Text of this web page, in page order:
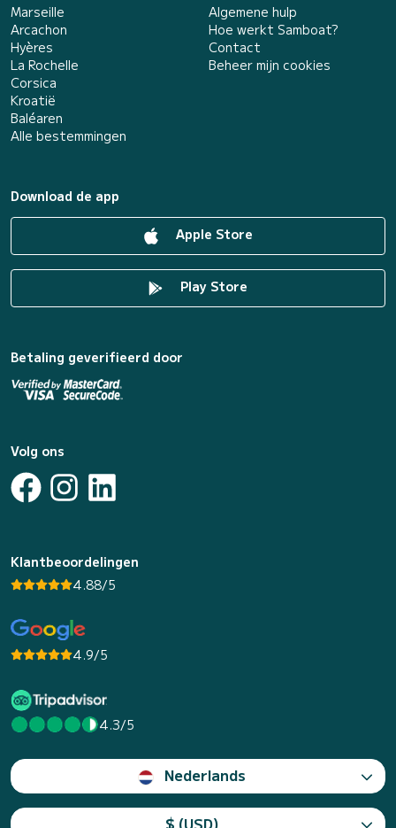
Marseille
Arcachon
Hyères
La Rochelle
Corsica
Kroatië
Baléaren
Alle bestemmingen
Algemene hulp
Hoe werkt Samboat?
Contact
Beheer mijn cookies
Download de app
Apple Store
Play Store
Betaling geverifieerd door
Volg ons
Klantbeoordelingen
4.88/5
4.9/5
4.3/5
Nederlands
$ (USD)